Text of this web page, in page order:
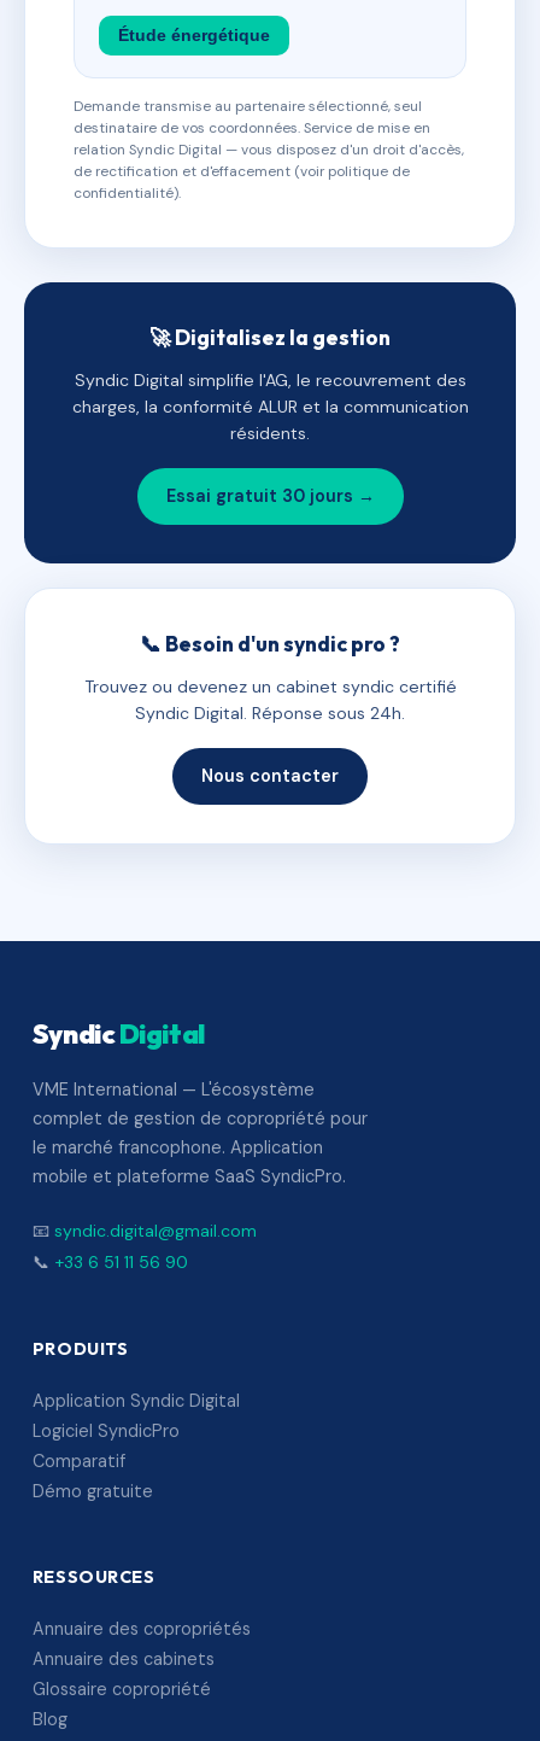
Étude énergétique
Demande transmise au partenaire sélectionné, seul
destinataire de vos coordonnées. Service de mise en
relation Syndic Digital — vous disposez d'un droit d'accès,
de rectification et d'effacement (voir politique de
confidentialité).
🚀 Digitalisez la gestion
Syndic Digital simplifie l'AG, le recouvrement des
charges, la conformité ALUR et la communication
résidents.
Essai gratuit 30 jours →
📞 Besoin d'un syndic pro ?
Trouvez ou devenez un cabinet syndic certifié
Syndic Digital. Réponse sous 24h.
Nous contacter
SyndicDigital
VME International — L'écosystème
complet de gestion de copropriété pour
le marché francophone. Application
mobile et plateforme SaaS SyndicPro.
📧 syndic.digital@gmail.com
📞 +33 6 51 11 56 90
PRODUITS
Application Syndic Digital
Logiciel SyndicPro
Comparatif
Démo gratuite
RESSOURCES
Annuaire des copropriétés
Annuaire des cabinets
Glossaire copropriété
Blog